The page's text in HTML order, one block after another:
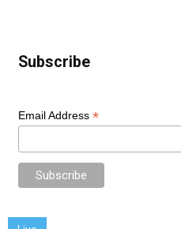
Subscribe
Email Address *